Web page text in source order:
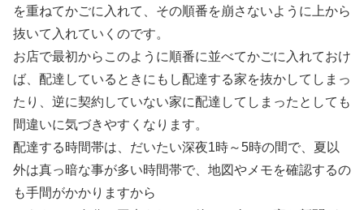
を重ねてかごに入れて、その順番を崩さないように上から
抜いて入れていくのです。
お店で最初からこのように順番に並べてかごに入れておけ
ば、配達しているときにもし配達する家を抜かしてしまっ
たり、逆に契約していない家に配達してしまったとしても
間違いに気づきやすくなります。
配達する時間帯は、だいたい深夜1時～5時の間で、夏以
外は真っ暗な事が多い時間帯で、地図やメモを確認するの
も手間がかかりますから